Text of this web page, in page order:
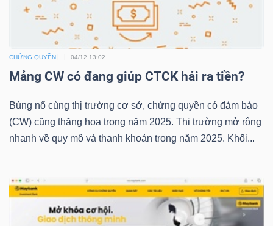
CHỨNG QUYỀN 04/12 13:02
Mảng CW có đang giúp CTCK hái ra tiền?
Bùng nổ cùng thị trường cơ sở, chứng quyền có đảm bảo
(CW) cũng thăng hoa trong năm 2025. Thị trường mở rộng
nhanh về quy mô và thanh khoản trong năm 2025. Khối...
PHIẾU
CÔNG
CỤ
TRUY